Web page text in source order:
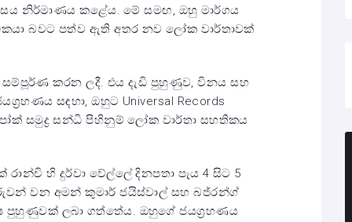
නිර්මාණය කළේය. මේ සමඟ, ඔහු මාර්ගය
බවට පත්ව ඇති අතර නව ලෝක වාර්තාවක්
සම්පූර්ණ කරන ලදී. එය දැඩි පුහුණුව, විනය සහ
සඳහා, ඔහුට Universal Records
සමුද්‍ර සන්ධි පිහිනුම් ලෝක වාර්තා සහතිකය
හි දුර්වා වේල්ලේ දිනපතා පැය 4 සිට 5
වන අමන් කුමාර් ජයිස්වාල් සහ බජ්රන්ග්
පුහුණුවක් ලබා ගත්තේය. ඔහුගේ ජයග්‍රහණය